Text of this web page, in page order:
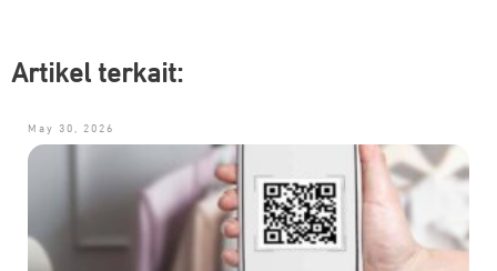
Artikel terkait:
May 30, 2026